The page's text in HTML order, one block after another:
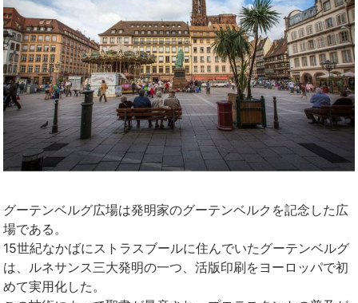
グーテンベルグ広場は発明家のグーテンベルクを記念した広
場である。
15世紀なかばにストラスブールに住んでいたグーテンベルグ
は、ルネサンス三大発明の一つ、活版印刷をヨーロッパで初
めて実用化した。